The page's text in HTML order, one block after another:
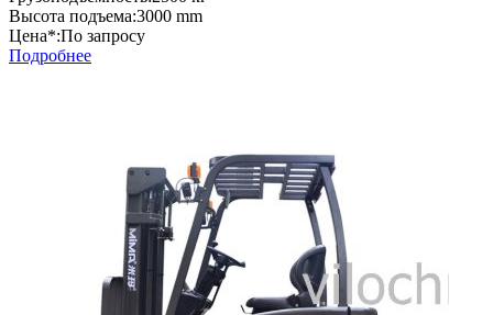
Высота подъема:3000 mm
Цена*:По запросу
Подробнее